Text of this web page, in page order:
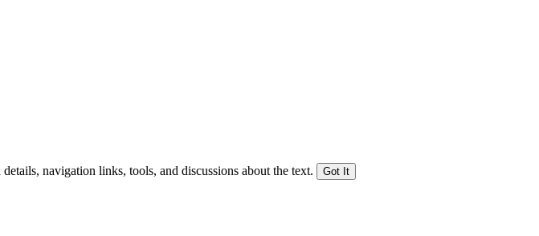
navigation links, tools, and discussions about the text. Got It